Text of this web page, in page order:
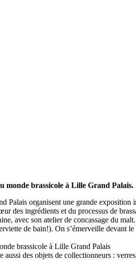
monde brassicole à Lille Grand Palais.
organisent une grande
ingrédients et du processus de
avec son atelier de concassage du
de bain!). On s’émerveille devant
brassicole à Lille Grand Palais
des objets de collectionneurs :